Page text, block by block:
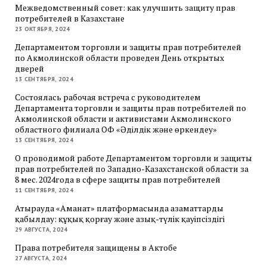
Межведомственный совет: как улучшить защиту прав
потребителей в Казахстане
23 ОКТЯБРЯ, 2024
Департаментом торговли и защиты прав потребителей
по Акмолинской области проведен День открытых
дверей
13 СЕНТЯБРЯ, 2024
Состоялась рабочая встреча с руководителем
Департамента торговли и защиты прав потребителей по
Акмолинской области и активистами Акмолинского
областного филиала ОФ «Әділдік және өркендеу»
13 СЕНТЯБРЯ, 2024
О проводимой работе Департаментом торговли и защиты
прав потребителей по Западно-Казахстанской области за
8 мес. 2024года в сфере защиты прав потребителей
11 СЕНТЯБРЯ, 2024
Атырауда «Аманат» платформасында азаматтарды
қабылдау: құқық қорғау және азық-түлік қауіпсіздігі
29 АВГУСТА, 2024
Права потребителя защищены в Актобе
27 АВГУСТА, 2024